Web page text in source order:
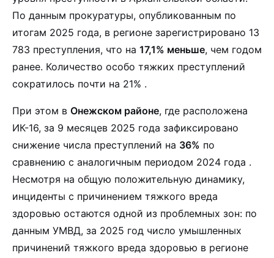
По данным прокуратуры, опубликованным по
итогам 2025 года, в регионе зарегистрировано 13
783 преступления, что на 17,1% меньше, чем годом
ранее. Количество особо тяжких преступлений
сократилось почти на 21% .
При этом в Онежском районе, где расположена
ИК-16, за 9 месяцев 2025 года зафиксировано
снижение числа преступлений на 36% по
сравнению с аналогичным периодом 2024 года .
Несмотря на общую положительную динамику,
инциденты с причинением тяжкого вреда
здоровью остаются одной из проблемных зон: по
данным УМВД, за 2025 год число умышленных
причинений тяжкого вреда здоровью в регионе